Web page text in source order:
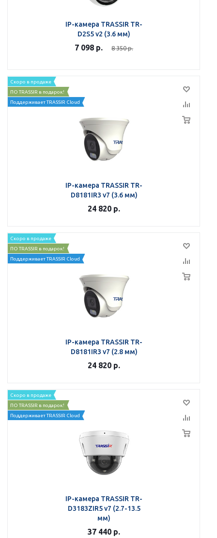
IP-камера TRASSIR TR-
D2S5 v2 (3.6 мм)
7 098 р. 8 350р.
Скоро в продаже
ПО TRASSIR в подарок!
Поддерживает TRASSIR Cloud
IP-камера TRASSIR TR-
D8181IR3 v7 (3.6 мм)
24 820 р.
Скоро в продаже
ПО TRASSIR в подарок!
Поддерживает TRASSIR Cloud
IP-камера TRASSIR TR-
D8181IR3 v7 (2.8 мм)
24 820 р.
Скоро в продаже
ПО TRASSIR в подарок!
Поддерживает TRASSIR Cloud
IP-камера TRASSIR TR-
D3183ZIR5 v7 (2.7-13.5
мм)
37 440 р.